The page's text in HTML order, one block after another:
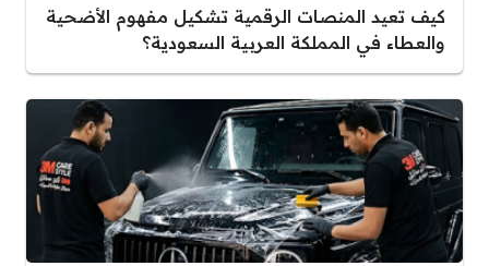
كيف تعيد المنصات الرقمية تشكيل مفهوم الأضحية
والعطاء في المملكة العربية السعودية؟